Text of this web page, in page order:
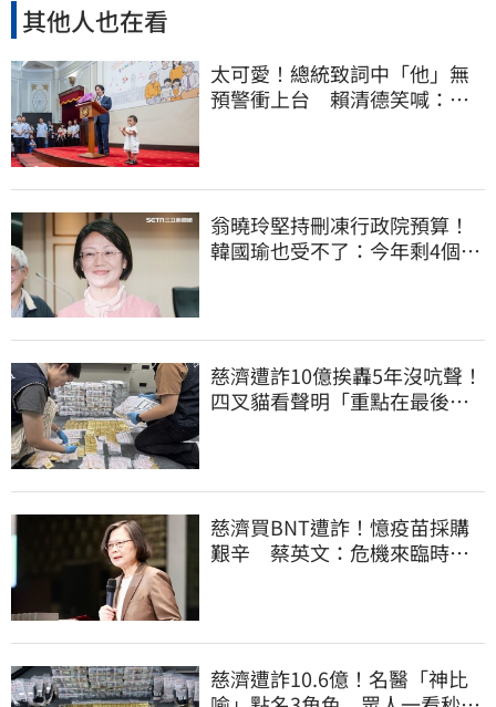
其他人也在看
太可愛！總統致詞中「他」無
預警衝上台 賴清德笑喊：卸
翁曉玲堅持刪凍行政院預算！
韓國瑜也受不了：今年剩4個月
慈濟遭詐10億挨轟5年沒吭聲！
四叉貓看聲明「重點在最後一
慈濟買BNT遭詐！憶疫苗採購
艱辛 蔡英文：危機來臨時務
慈濟遭詐10.6億！名醫「神比